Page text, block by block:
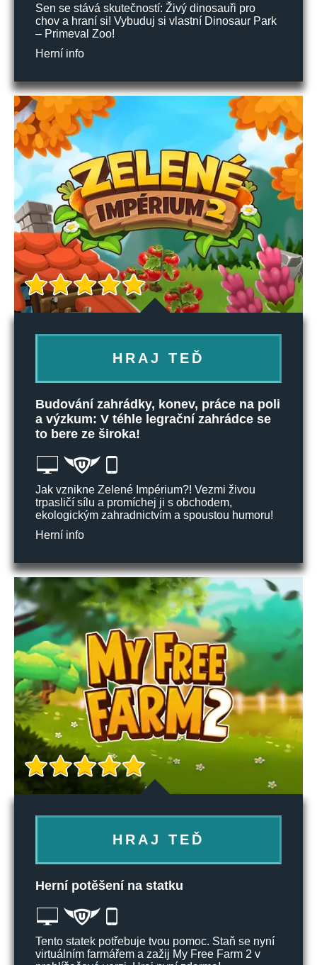
Sen se stává skutečností: Živý dinosauři pro
chov a hraní si! Vybuduj si vlastní Dinosaur Park
– Primeval Zoo!
Herní info
HRAJ TEĎ
Budování zahrádky, konev, práce na poli
a výzkum: V téhle legrační zahrádce se
to bere ze široka!
Jak vznikne Zelené Impérium?! Vezmi živou
trpasličí sílu a promíchej ji s obchodem,
ekologickým zahradnictvím a spoustou humoru!
Herní info
HRAJ TEĎ
Herní potěšení na statku
Tento statek potřebuje tvou pomoc. Staň se nyní
virtuálním farmářem a zažij My Free Farm 2 v